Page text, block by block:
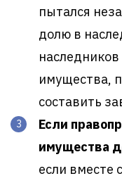
пытался
долю в
наследников
имущества,
составить
Если
имущества
если вместе